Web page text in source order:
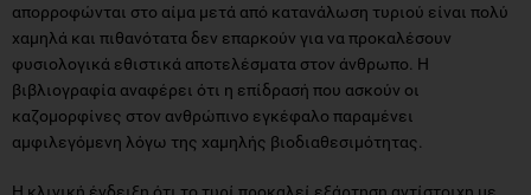
απορροφώνται στο αίμα μετά από κατανάλωση τυριού είναι πολύ
χαμηλά και πιθανότατα δεν επαρκούν για να προκαλέσουν
φυσιολογικά εθιστικά αποτελέσματα στον άνθρωπο. Η
βιβλιογραφία αναφέρει ότι η επίδρασή που ασκούν οι
καζομορφίνες στον ανθρώπινο εγκέφαλο παραμένει
αμφιλεγόμενη λόγω της χαμηλής βιοδιαθεσιμότητας.
Η κλινική ένδειξη ότι το τυρί προκαλεί εξάρτηση αντίστοιχη με